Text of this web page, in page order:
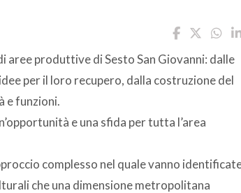
aree produttive di Sesto San Giovanni: dalle
per il loro recupero, dalla costruzione del
e funzioni.
e una sfida per tutta l’area
complesso nel quale vanno
che una dimensione metropolitana